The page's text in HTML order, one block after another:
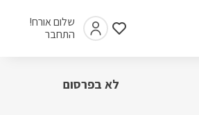
שלום אורח!
התחבר
לא בפרסום